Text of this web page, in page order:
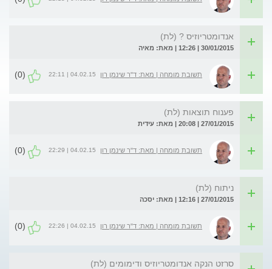
אנדומטריוזיס ? (לת)
30/01/2015 | 12:26 | מאת: מאיה
תשובת מומחה | מאת: ד"ר שינמן רון 04.02.15 | 22:11
(0)
פענוח תוצאות (לת)
27/01/2015 | 20:08 | מאת: עידית
תשובת מומחה | מאת: ד"ר שינמן רון 04.02.15 | 22:29
(0)
ניתוח (לת)
27/01/2015 | 12:16 | מאת: יסכה
תשובת מומחה | מאת: ד"ר שינמן רון 04.02.15 | 22:26
(0)
סרזט הנקה אנדומטריוזיס ודימומים (לת)